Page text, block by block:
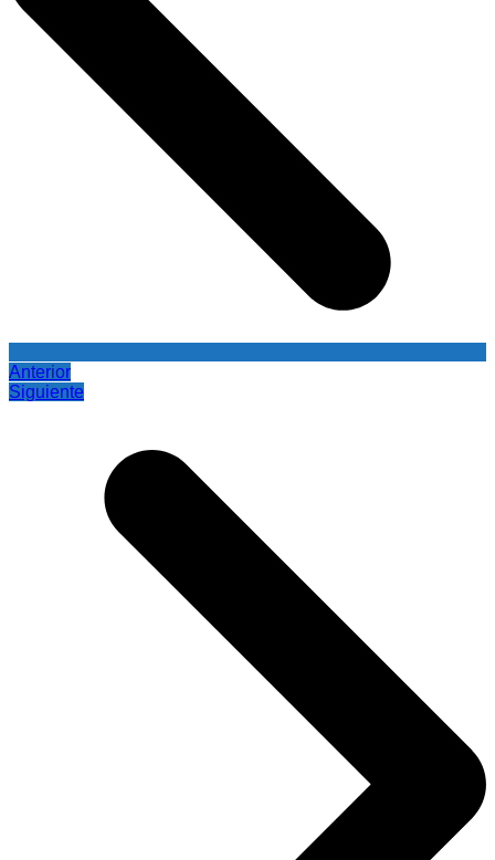
Anterior
Siguiente